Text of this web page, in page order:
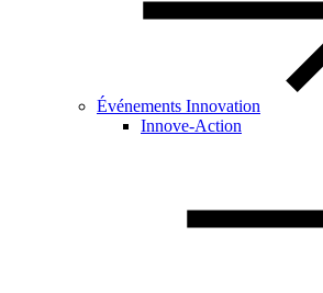
Événements Innovation
Innove-Action